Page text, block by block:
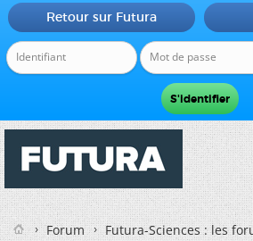
Retour sur Futura
Forum
Futura-Sciences : les